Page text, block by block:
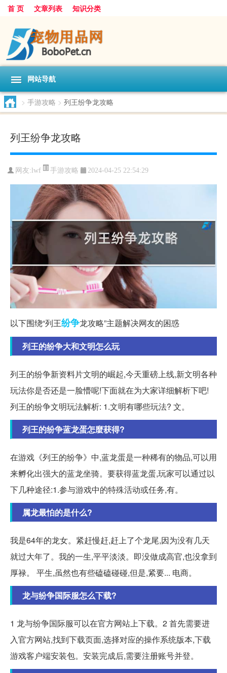
首 页 文章列表 知识分类
网站导航
> 手游攻略 > 列王纷争龙攻略
列王纷争龙攻略
网友: lwf 手游攻略 2024-04-25 22:54:29
以下围绕“列王纷争龙攻略”主题解决网友的困惑
列王的纷争大和文明怎么玩
列王的纷争新资料片文明的崛起,今天重磅上线,新文明各种
玩法你是否还是一脸懵呢!下面就在为大家详细解析下吧!
列王的纷争文明玩法解析: 1.文明有哪些玩法? 文。
列王的纷争蓝龙蛋怎麼获得?
在游戏《列王的纷争》中,蓝龙蛋是一种稀有的物品,可以用
来孵化出强大的蓝龙坐骑。要获得蓝龙蛋,玩家可以通过以
下几种途径:1.参与游戏中的特殊活动或任务,有。
属龙最怕的是什么?
我是64年的龙女。紧赶慢赶,赶上了个龙尾,因为没有几天
就过大年了。我的一生,平平淡淡。即没做成高官,也没拿到
厚禄。 平生,虽然也有些磕磕碰碰,但是,紧要... 电商。
龙与纷争国际服怎么下载?
1 龙与纷争国际服可以在官方网站上下载。2 首先需要进
入官方网站,找到下载页面,选择对应的操作系统版本,下载
游戏客户端安装包。安装完成后,需要注册账号并登。